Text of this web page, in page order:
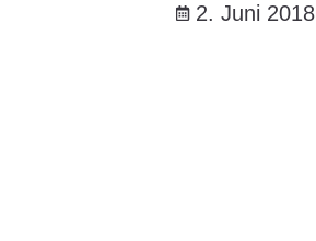
2. Juni 2018